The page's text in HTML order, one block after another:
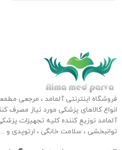
فروشگاه اینترنتی آلمامد ، مرجعی
انواع کالاهای پزشکی مورد نیاز مصرف
آلمامد توزیع کننده کلیه تجهیزات
توانبخشی ، سلامت خانگی ، ارتوپدی